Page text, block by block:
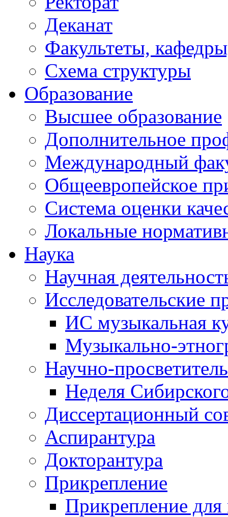
Деканат
Факультеты,
Схема структуры
Образование
Высшее образование
Дополнительное
Международный
Общеевропейское
Система оценки
Локальные
Наука
Научная
Исследовательские
ИС музыкальная
Музыкально-
Научно-
Неделя
Диссертационный
Аспирантура
Докторантура
Прикрепление
Прикрепление для